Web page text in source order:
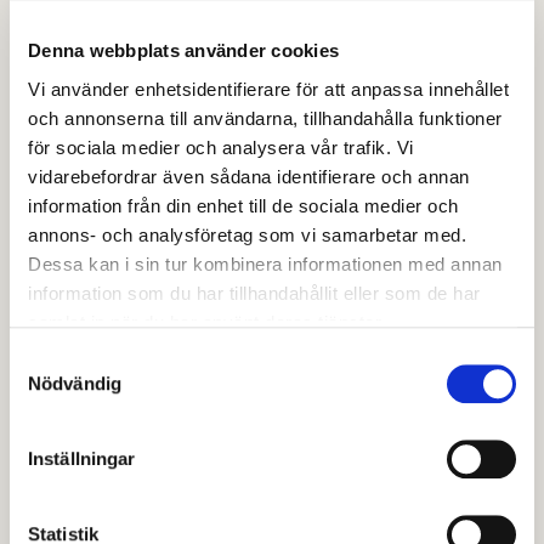
Denna webbplats använder cookies
Vi använder enhetsidentifierare för att anpassa innehållet
och annonserna till användarna, tillhandahålla funktioner
för sociala medier och analysera vår trafik. Vi
vidarebefordrar även sådana identifierare och annan
information från din enhet till de sociala medier och
annons- och analysföretag som vi samarbetar med.
Dessa kan i sin tur kombinera informationen med annan
information som du har tillhandahållit eller som de har
Nödvändig
Inställningar
Statistik
Vidareutbildning av lärare, VAL, är en kompletterande
lärarutbildning som vänder sig till dig som jobbar som
förskollärare eller lärare men saknar examen. I VAL
studerar du samtidigt som du arbetar i skolan eller
förskolan. Studietiden beror på avsedd examen,
tidigare studier och lärarerfarenhet. VAL antar
studerande inför både höst- och vårtermin till och
med studiestart höstterminen 2026. VAL är ett
Här kan du läsa mer om de olika skolorna
Kompletterande
utbildning för